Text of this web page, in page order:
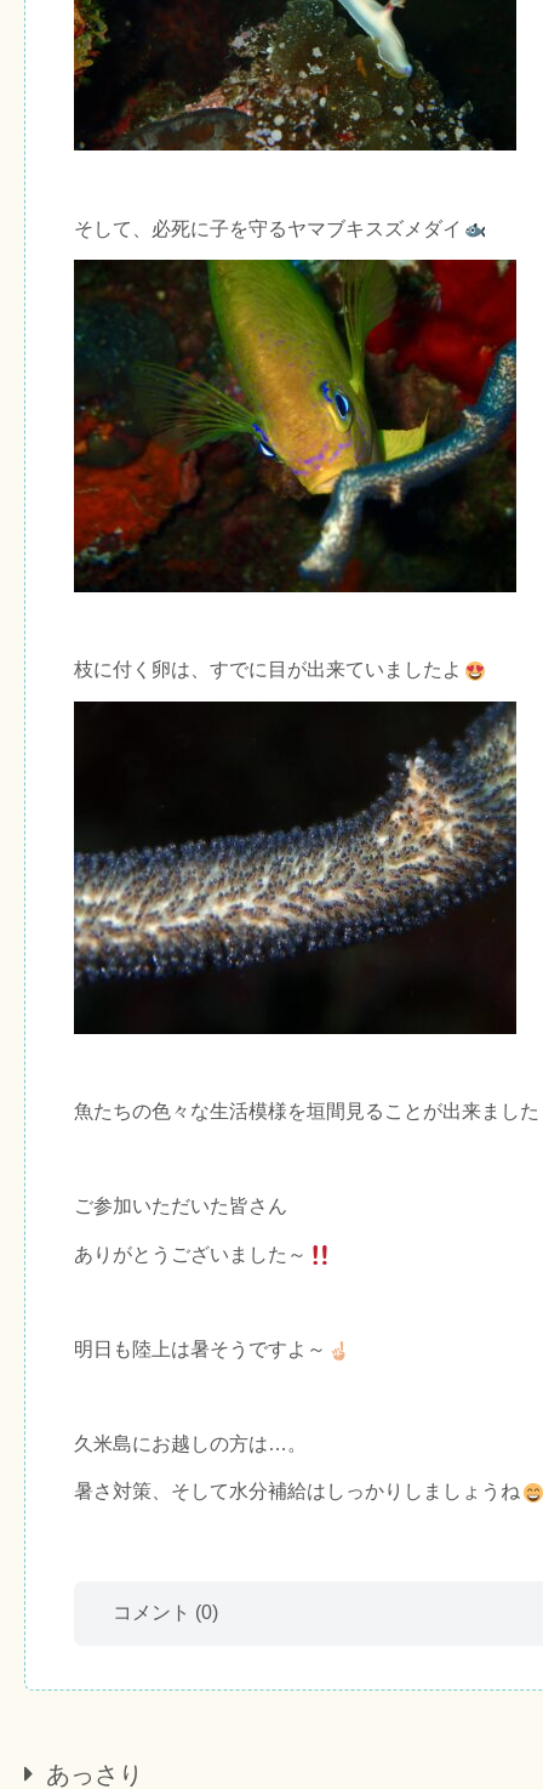
そして、必死に子を守るヤマブキスズメダイ
枝に付く卵は、すでに目が出来ていましたよ
魚たちの色々な生活模様を垣間見ることが出来ました
ご参加いただいた皆さん
ありがとうございました～
明日も陸上は暑そうですよ～
久米島にお越しの方は…。
暑さ対策、そして水分補給はしっかりしましょうね
コメント (0)
あっさり